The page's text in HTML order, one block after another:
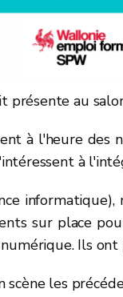
présente au
à l'heure des
à
informatique),
sur place
Ils
les